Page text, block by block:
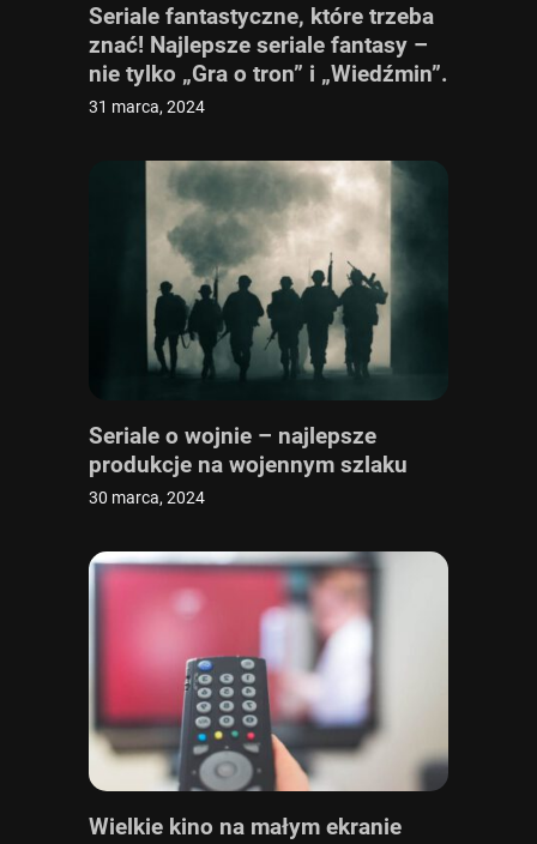
Seriale fantastyczne, które trzeba
znać! Najlepsze seriale fantasy –
nie tylko „Gra o tron” i „Wiedźmin”.
Sprawdź ranking seriali
31 marca, 2024
Seriale o wojnie – najlepsze
produkcje na wojennym szlaku
30 marca, 2024
Wielkie kino na małym ekranie